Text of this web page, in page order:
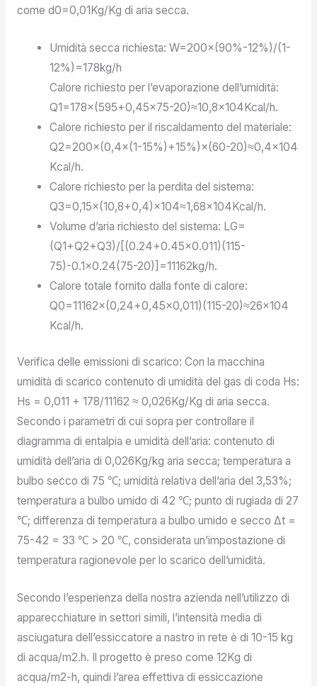
come d0=0,01Kg/Kg di aria secca.
Umidità secca richiesta: W=200×(90%-12%)/(1-
12%)=178kg/h
Calore richiesto per l’evaporazione dell’umidità:
Q1=178×(595+0,45×75-20)≈10,8×104Kcal/h.
Calore richiesto per il riscaldamento del materiale:
Q2=200×(0,4×(1-15%)+15%)×(60-20)≈0,4×104
Kcal/h.
Calore richiesto per la perdita del sistema:
Q3=0,15×(10,8+0,4)×104≈1,68×104Kcal/h.
Volume d’aria richiesto del sistema: LG=
(Q1+Q2+Q3)/[(0.24+0.45×0.011)(115-
75)-0.1×0.24(75-20)]=11162kg/h.
Calore totale fornito dalla fonte di calore:
Q0=11162×(0,24+0,45×0,011)(115-20)≈26×104
Kcal/h.
Verifica delle emissioni di scarico: Con la macchina
umidità di scarico contenuto di umidità del gas di coda Hs:
Hs = 0,011 + 178/11162 ≈ 0,026Kg/Kg di aria secca.
Secondo i parametri di cui sopra per controllare il
diagramma di entalpia e umidità dell’aria: contenuto di
umidità dell’aria di 0,026Kg/kg aria secca; temperatura a
bulbo secco di 75 ℃; umidità relativa dell’aria del 3,53%;
temperatura a bulbo umido di 42 ℃; punto di rugiada di 27
℃; differenza di temperatura a bulbo umido e secco Δt =
75-42 = 33 ℃ > 20 ℃, considerata un’impostazione di
temperatura ragionevole per lo scarico dell’umidità.
Secondo l’esperienza della nostra azienda nell’utilizzo di
apparecchiature in settori simili, l’intensità media di
asciugatura dell’essiccatore a nastro in rete è di 10-15 kg
di acqua/m2.h. Il progetto è preso come 12Kg di
acqua/m2-h, quindi l’area effettiva di essiccazione